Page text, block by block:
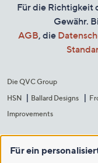
Für die Richtigkeit
Gewähr.
AGB, die
Die QVC Group
HSN
Ballard Designs
Improvements
Für ein